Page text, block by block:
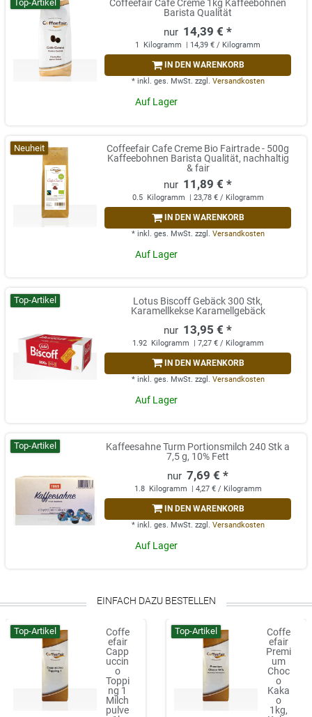
Top-Artikel
Coffeefair Cafe Creme 1kg Kaffeebohnen
Barista Qualität
14,39 € *
1 Kilogramm | 14,39 € / Kilogramm
IN DEN WARENKORB
* inkl. ges. MwSt. zzgl. Versandkosten
Auf Lager
Neuheit
Coffeefair Cafe Creme Bio Fairtrade - 500g
Kaffeebohnen Barista Qualität, nachhaltig
& fair
11,89 € *
0.5 Kilogramm | 23,78 € / Kilogramm
IN DEN WARENKORB
* inkl. ges. MwSt. zzgl. Versandkosten
Auf Lager
Top-Artikel
Lotus Biscoff Gebäck 300 Stk,
Karamellkekse Karamellgebäck
13,95 € *
1.92 Kilogramm | 7,27 € / Kilogramm
IN DEN WARENKORB
* inkl. ges. MwSt. zzgl. Versandkosten
Auf Lager
Top-Artikel
Kaffeesahne Turm Portionsmilch 240 Stk a
7,5 g, 10% Fett
7,69 € *
1.8 Kilogramm | 4,27 € / Kilogramm
IN DEN WARENKORB
* inkl. ges. MwSt. zzgl. Versandkosten
Auf Lager
EINFACH DAZU BESTELLEN
Top-Artikel
Coffe
efair
Capp
uccin
o
Toppi
ng 1
Milch
pulve
Top-Artikel
Coffe
efair
Premi
um
Choc
o
Kaka
o
1kg,